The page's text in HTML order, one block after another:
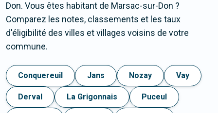
Don. Vous êtes habitant de Marsac-sur-Don ?
Comparez les notes, classements et les taux
d'éligibilité des villes et villages voisins de votre
commune.
Conquereuil Jans Nozay Vay
Derval La Grigonnais Puceul